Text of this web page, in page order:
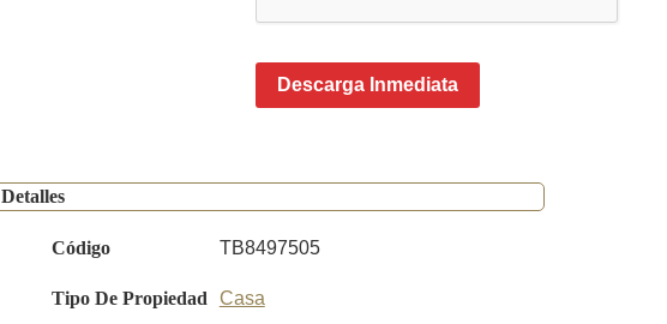
Descarga Inmediata
Detalles
Código TB8497505
Tipo De Propiedad Casa